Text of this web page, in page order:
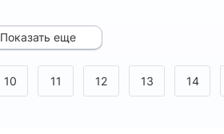
Показать еще
10 11 12 13 14